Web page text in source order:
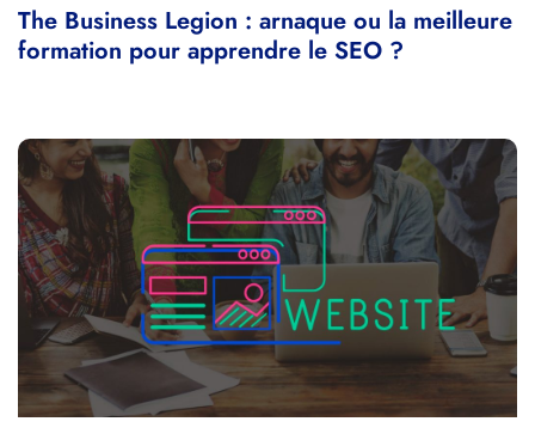
The Business Legion : arnaque ou la meilleure
formation pour apprendre le SEO ?